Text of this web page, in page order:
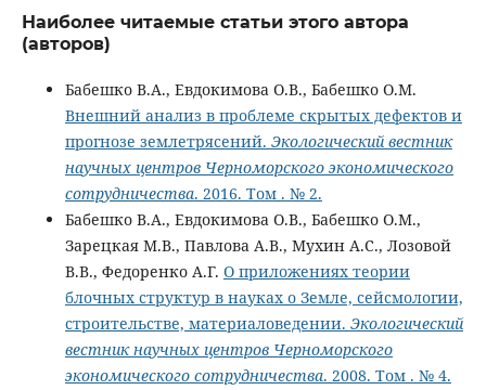
Наиболее читаемые статьи этого автора
(авторов)
Бабешко В.А., Евдокимова О.В., Бабешко О.М.
Внешний анализ в проблеме скрытых дефектов и
прогнозе землетрясений. Экологический вестник
научных центров Черноморского экономического
сотрудничества. 2016. Том . № 2.
Бабешко В.А., Евдокимова О.В., Бабешко О.М.,
Зарецкая М.В., Павлова А.В., Мухин А.С., Лозовой
В.В., Федоренко А.Г. О приложениях теории
блочных структур в науках о Земле, сейсмологии,
строительстве, материаловедении. Экологический
вестник научных центров Черноморского
экономического сотрудничества. 2008. Том . № 4.